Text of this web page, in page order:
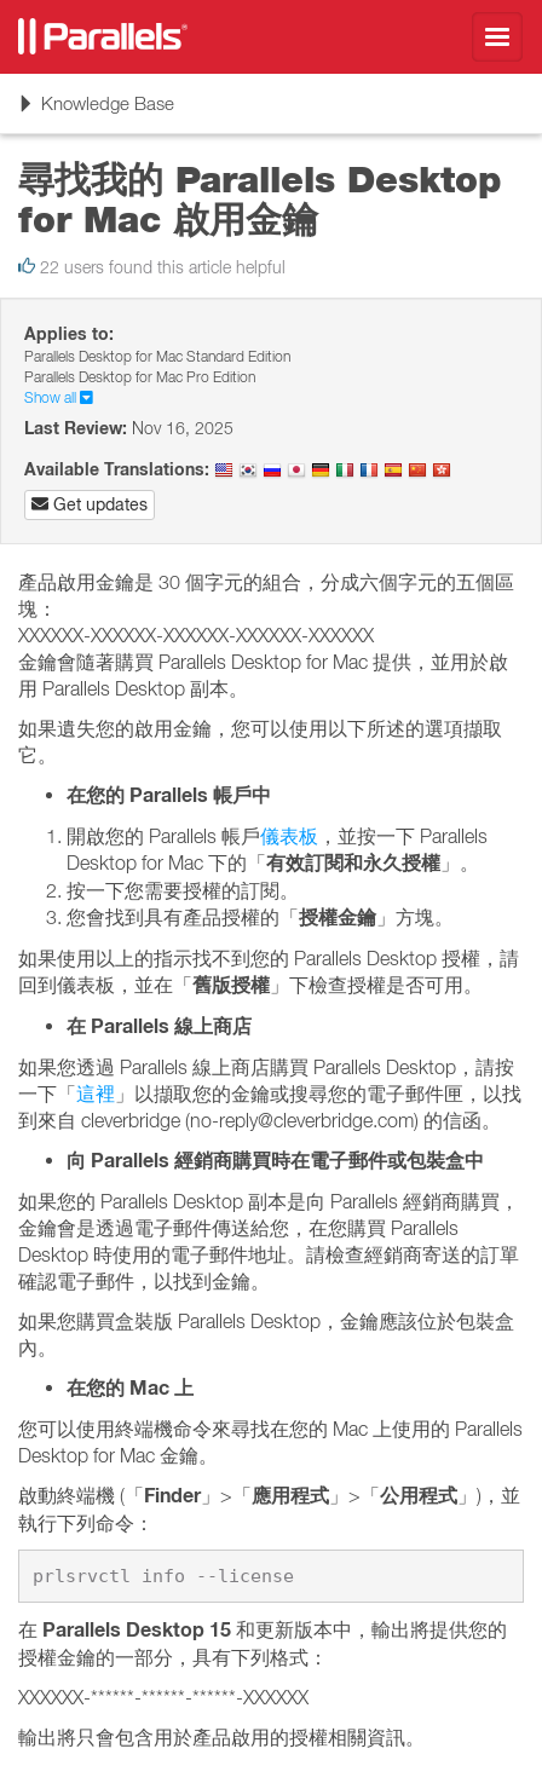
ToggleKnowledge Base
尋找我的 Parallels Desktop
for Mac 啟用金鑰
22 users found this article helpful
Applies to:
Parallels Desktop for Mac Standard Edition
Parallels Desktop for Mac Pro Edition
Show all
Last Review: Nov 16, 2025
Available Translations:
Get updates
產品啟用金鑰是 30 個字元的組合，分成六個字元的五個區
塊：
XXXXXX-XXXXXX-XXXXXX-XXXXXX-XXXXXX
金鑰會隨著購買 Parallels Desktop for Mac 提供，並用於啟
用 Parallels Desktop 副本。
如果遺失您的啟用金鑰，您可以使用以下所述的選項擷取
它。
在您的 Parallels 帳戶中
開啟您的 Parallels 帳戶儀表板 ，並按一下 Parallels
Desktop for Mac 下的「有效訂閱和永久授權 」。
按一下您需要授權的訂閱。
您會找到具有產品授權的「授權金鑰」方塊。
如果使用以上的指示找不到您的 Parallels Desktop 授權，請
回到儀表板，並在「舊版授權 」下檢查授權是否可用。
在 Parallels 線上商店
如果您透過 Parallels 線上商店購買 Parallels Desktop，請按
一下「這裡 」以擷取您的金鑰或搜尋您的電子郵件匣，以找
到來自 cleverbridge (no-reply@cleverbridge.com) 的信函。
向 Parallels 經銷商購買時在電子郵件或包裝盒中
如果您的 Parallels Desktop 副本是向 Parallels 經銷商購買，
金鑰會是透過電子郵件傳送給您，在您購買 Parallels
Desktop 時使用的電子郵件地址。請檢查經銷商寄送的訂單
確認電子郵件，以找到金鑰。
如果您購買盒裝版 Parallels Desktop，金鑰應該位於包裝盒
內。
在您的 Mac 上
您可以使用終端機命令來尋找在您的 Mac 上使用的 Parallels
Desktop for Mac 金鑰。
啟動終端機 (「Finder」>「應用程式 」>「公用程式 」)，並
執行下列命令：
prlsrvctl info --license
在 Parallels Desktop 15 和更新版本中，輸出將提供您的
授權金鑰的一部分，具有下列格式：
XXXXXX-******-******-******-XXXXXX
輸出將只會包含用於產品啟用的授權相關資訊。